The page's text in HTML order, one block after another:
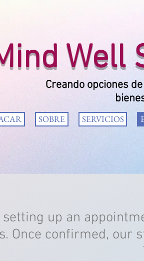
Well
SOBRE SERVICIOS
Creando opciones
up an
Once confirmed,